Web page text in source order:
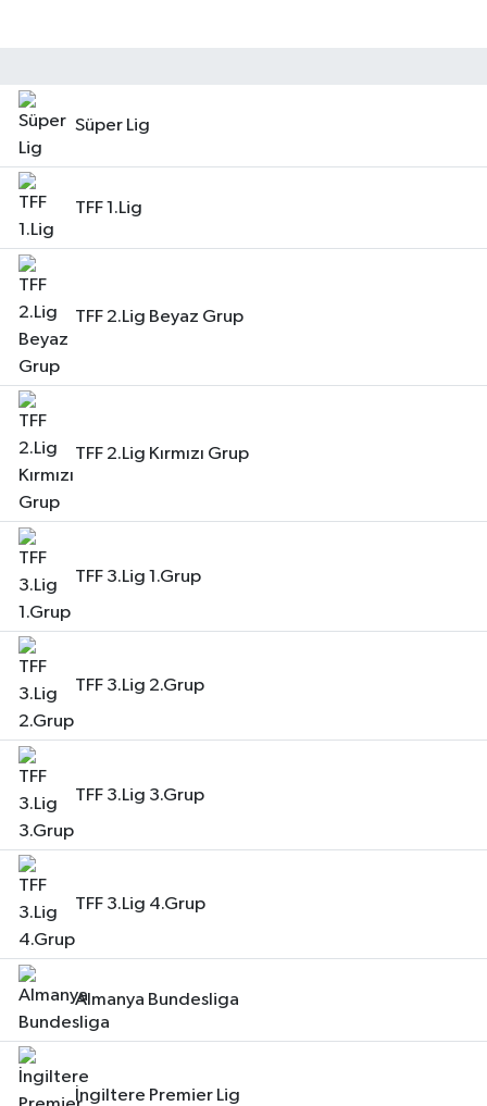
Süper Lig
TFF 1.Lig
TFF 2.Lig Beyaz Grup
TFF 2.Lig Kırmızı Grup
TFF 3.Lig 1.Grup
TFF 3.Lig 2.Grup
TFF 3.Lig 3.Grup
TFF 3.Lig 4.Grup
Almanya Bundesliga
İngiltere Premier Lig